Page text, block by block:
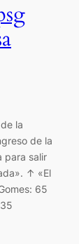
la
de la
para salir
↑ «El
65